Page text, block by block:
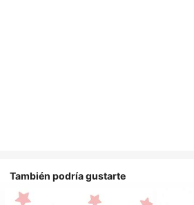
También podría gustarte